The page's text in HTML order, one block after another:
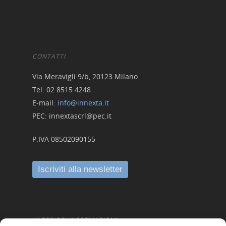
CONTATTI
Via Meravigli 9/b, 20123 Milano
Tel: 02 8515 4248
E-mail: info@innexta.it
PEC: innextascrl@pec.it
P.IVA 08502090155
ULTERIORI INFORMAZIONI